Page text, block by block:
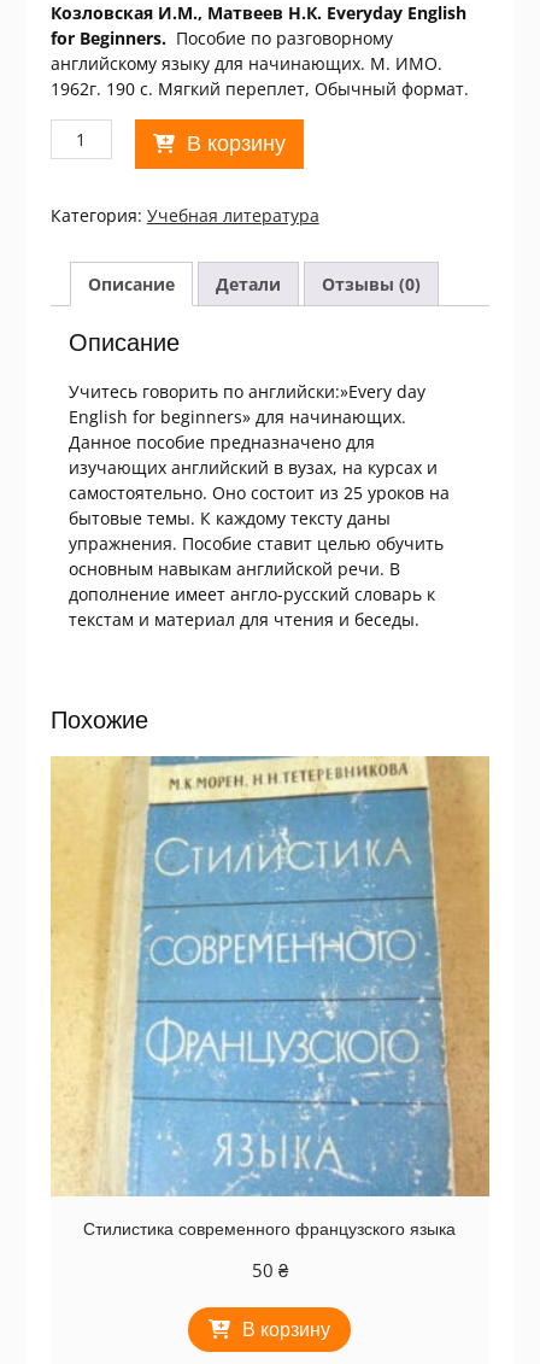
Козловская И.М., Матвеев Н.К. Everyday English
for Beginners. Пособие по разговорному
английскому языку для начинающих. М. ИМО.
1962г. 190 с. Мягкий переплет, Обычный формат.
Количество
товара
English
Beginners
В корзину
Категория: Учебная литература
Описание Детали Отзывы (0)
Описание
Учитесь говорить по английски:»Every day
English for beginners» для начинающих.
Данное пособие предназначено для
изучающих английский в вузах, на курсах и
самостоятельно. Оно состоит из 25 уроков на
бытовые темы. К каждому тексту даны
упражнения. Пособие ставит целью обучить
основным навыкам английской речи. В
дополнение имеет англо-русский словарь к
текстам и материал для чтения и беседы.
Похожие
Стилистика современного французского языка
50 ₴
В корзину